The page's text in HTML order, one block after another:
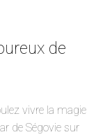
de
vivre la magie
de Ségovie sur